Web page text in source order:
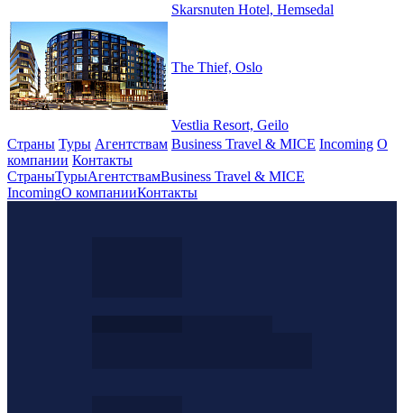
Skarsnuten Hotel, Hemsedal
The Thief, Oslo
Vestlia Resort, Geilo
Страны Туры Агентствам Business Travel & MICE Incoming О
компании Контакты
СтраныТурыАгентствамBusiness Travel & MICE
IncomingО компанииКонтакты